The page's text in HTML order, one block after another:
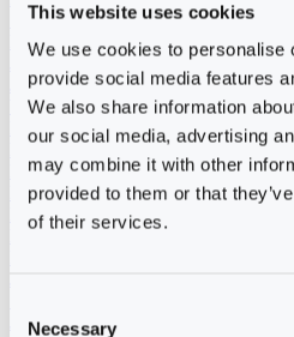
This website uses cookies
We use cookies to personalise
provide social media features
We also share information
our social media, advertising
may combine it with other
provided to them or that
of their services.
Necessary
Svend Andersen
Bent Wigh
Jens-Kjeld Jensen
Jon Fjeldså
William Carøe Aarestrup
Erik Mølgaard
Klaus Malling Olsen
Brian Zobbe
Peter Lange
Kurt Due Johansen
Niels Peter Andreasen
Jesper Tofft